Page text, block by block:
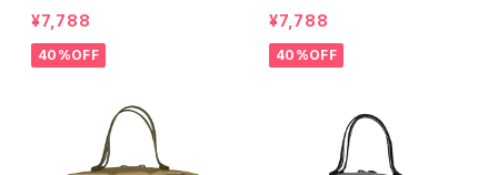
¥7,788
40%OFF
グ
¥7,788
40%OFF